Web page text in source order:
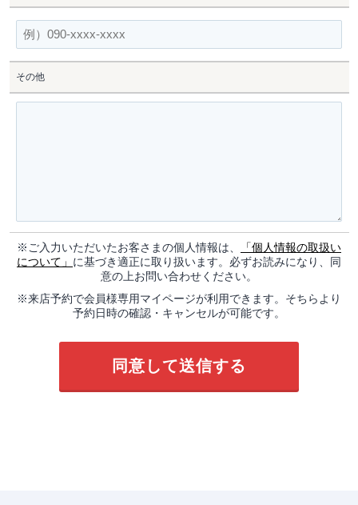
その他
※ご入力いただいたお客さまの個人情報は、
「個人情報の取扱い
について」 に基づき適正に取り扱います。必ずお読みになり、同
意の上お問い合わせください。
※来店予約で会員様専用マイページが利用できます。そちらより
予約日時の確認・キャンセルが可能です。